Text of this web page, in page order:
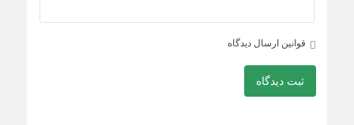
قوانین ارسال دیدگاه
ثبت دیدگاه